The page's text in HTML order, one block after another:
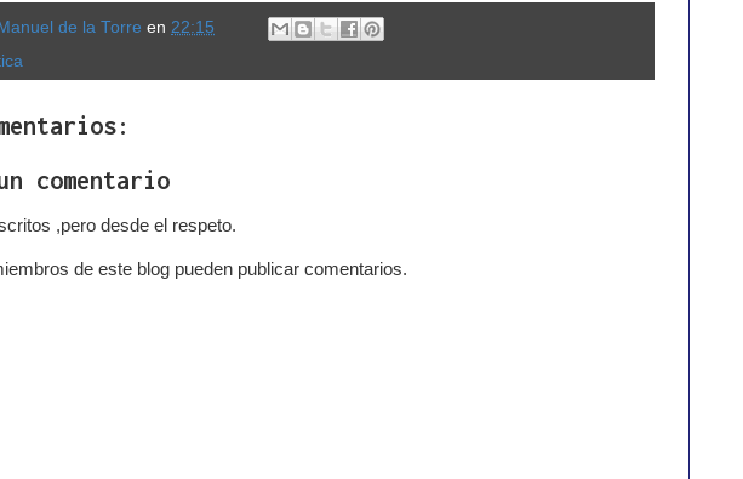
de la Torre en 22:15
comentario
,pero desde el respeto.
de este blog pueden publicar comentarios.